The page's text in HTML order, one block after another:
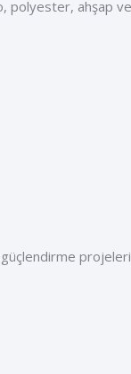
polyester, ahşap